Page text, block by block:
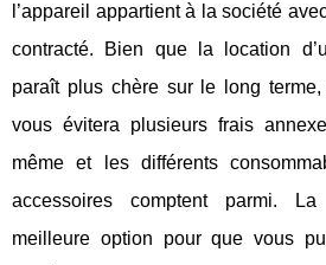
l’appareil appartient à la société
contracté. Bien que la location
paraît plus chère sur le long
vous évitera plusieurs frais
même et les différents
accessoires comptent parmi.
meilleure option pour que vous